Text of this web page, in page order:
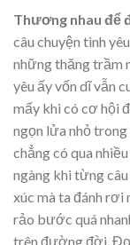
Thương nhau để
câu chuyện tình
những thăng trầm
yêu ấy vốn dĩ vẫn
mấy khi có cơ hội
ngọn lửa nhỏ trong
chẳng có qua
ngàng khi từng
xúc mà ta đánh rơi
rảo bước quá
trên đường đời.